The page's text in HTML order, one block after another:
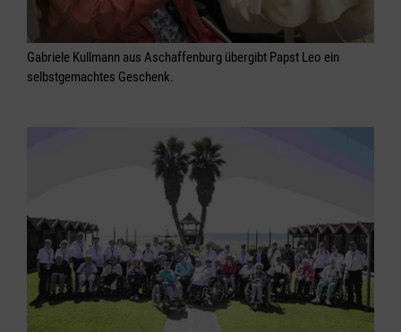
Gabriele Kullmann aus Aschaffenburg übergibt Papst Leo ein
selbstgemachtes Geschenk.